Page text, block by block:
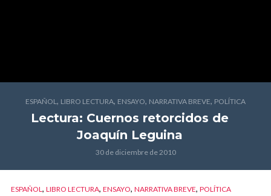
ESPAÑOL, LIBRO LECTURA, ENSAYO, NARRATIVA BREVE, POLÍTICA
Lectura: Cuernos retorcidos de
Joaquín Leguina
30 de diciembre de 2010
ESPAÑOL, LIBRO LECTURA, ENSAYO, NARRATIVA BREVE, POLÍTICA